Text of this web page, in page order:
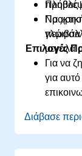
Να
γλώσσα
μεγάλα
Πλήθος
Επιλογές
Για να
για
Διάβασε